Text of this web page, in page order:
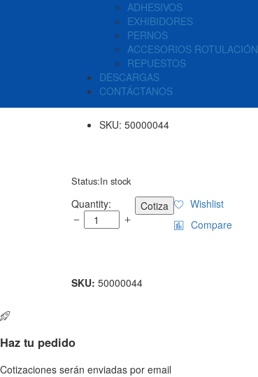
ADHESIVOS
EXHIBIDORES
PERNOS
ACCESORIOS ROTULACIÓN
REPUESTOS
DESCARGAS
CONTÁCTANOS
SKU: 50000044
Status:In stock
GRAPHICUT
-
CONTROL
Quantity: Cotiza
Wishlist
Compare
SKU: 50000044
Haz tu pedido
Cotizaciones serán enviadas por email